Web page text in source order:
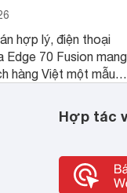
hợp lý, điện thoại
Edge 70 Fusion
hàng Việt một mẫu
đại hàng đầu
Hợp tác